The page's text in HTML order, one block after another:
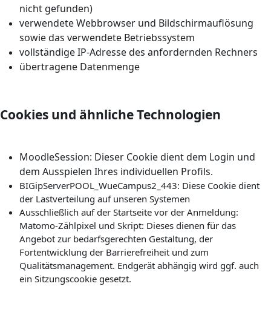
nicht gefunden)
verwendete Webbrowser und Bildschirmauflösung
sowie das verwendete Betriebssystem
vollständige IP-Adresse des anfordernden Rechners
übertragene Datenmenge
Cookies und ähnliche Technologien
MoodleSession: Dieser Cookie dient dem Login und
dem Ausspielen Ihres individuellen Profils.
BIGipServerPOOL_WueCampus2_443: Diese Cookie dient
der Lastverteilung auf unseren Systemen
Ausschließlich auf der Startseite vor der Anmeldung:
Matomo-Zählpixel und Skript: Dieses dienen für das
Angebot zur bedarfsgerechten Gestaltung, der
Fortentwicklung der Barrierefreiheit und zum
Qualitätsmanagement. Endgerät abhängig wird ggf. auch
ein Sitzungscookie gesetzt.